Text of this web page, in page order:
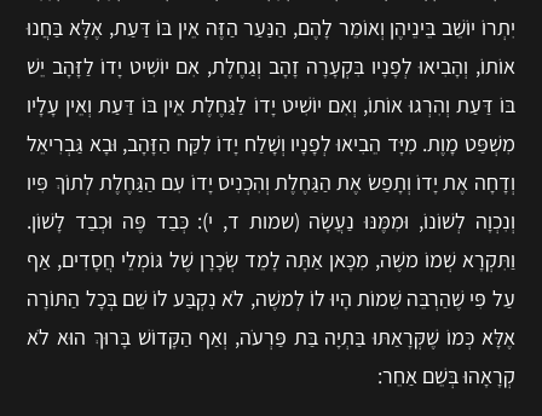
יִתְרוֹ יוֹשֵׁב בֵּינֵיהֶן וְאוֹמֵר לָהֶם, הַנַּעַר הַזֶּה אֵין בּוֹ דַּעַת, אֶלָּא בַּחֲנוּ
אוֹתוֹ, וְהָבִיאוּ לְפָנָיו בִּקְעָרָה זָהָב וְגַחֶלֶת, אִם יוֹשִׁיט יָדוֹ לַזָּהָב יֵשׁ
בּוֹ דַּעַת וְהִרְגוּ אוֹתוֹ, וְאִם יוֹשִׁיט יָדוֹ לַגַּחֶלֶת אֵין בּוֹ דַּעַת וְאֵין עָלָיו
מִשְׁפַּט מָוֶת. מִיָּד הֵבִיאוּ לְפָנָיו וְשָׁלַח יָדוֹ לִקַּח הַזָּהָב, וּבָא גַּבְרִיאֵל
וְדָחָה אֶת יָדוֹ וְתָפַשׂ אֶת הַגַּחֶלֶת וְהִכְנִיס יָדוֹ עִם הַגַּחֶלֶת לְתוֹךְ פִּיו
וְנִכְוָה לְשׁוֹנוֹ, וּמִמֶּנּוּ נַעֲשָׂה (שמות ד, י): כְּבַד פֶּה וּכְבַד לָשׁוֹן.
וַתִּקְרָא שְׁמוֹ משֶׁה, מִכָּאן אַתָּה לָמֵד שְׂכָרָן שֶׁל גּוֹמְלֵי חֲסָדִים, אַף
עַל פִּי שֶׁהַרְבֵּה שֵׁמוֹת הָיוּ לוֹ לְמשֶׁה, לֹא נִִקְבַּע לוֹ שֵׁם בְּכָל הַתּוֹרָה
אֶלָּא כְּמוֹ שֶׁקְּרָאַתּוּ בַּתְיָה בַּת פַּרְעֹה, וְאַף הַקָּדוֹשׁ בָּרוּךְ הוּא לֹא
קְרָאָהוּ בְּשֵׁם אַחֵר: